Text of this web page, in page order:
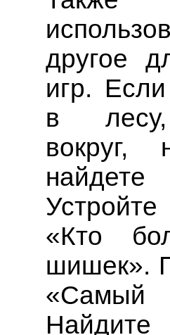
другое
игр.
в лесу,
вокруг,
«Кто
шишек».